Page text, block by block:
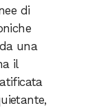
di
una
il